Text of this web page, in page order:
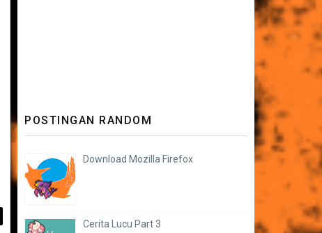
POSTINGAN RANDOM
Download Mozilla Firefox
Cerita Lucu Part 3